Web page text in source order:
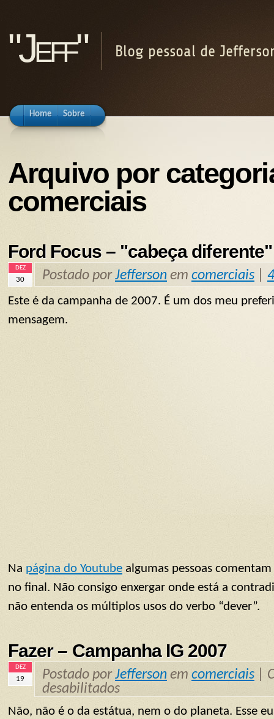
"Jeff" Blog pessoal de
Home Sobre
Arquivo por
comerciais
Ford Focus – "cabeça diferente"
DEZ
30 Postado porJefferson em comerciais
Este é da campanha de 2007. É um dos meu
mensagem.
Na página do Youtube algumas pessoas
no final. Não consigo enxergar onde está a
não entenda os múltiplos usos do verbo “dever”.
Fazer – Campanha IG 2007
DEZ
19 Postado porJefferson em comerciais
desabilitados
Não, não é o da estátua, nem o do planeta. Esse